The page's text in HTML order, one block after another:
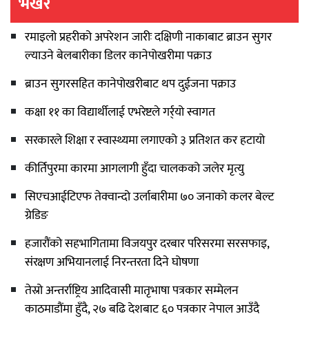
रमाइलो प्रहरीको अपरेशन जारीः दक्षिणी नाकाबाट ब्राउन सुगर
ल्याउने बेलबारीका डिलर कानेपोखरीमा पक्राउ
ब्राउन सुगरसहित कानेपोखरीबाट थप दुईजना पक्राउ
कक्षा ११ का विद्यार्थीलाई एभरेष्टले गर्र्यो स्वागत
सरकारले शिक्षा र स्वास्थ्यमा लगाएको ३ प्रतिशत कर हटायो
कीर्तिपुरमा कारमा आगलागी हुँदा चालकको जलेर मृत्यु
सिएचआईटिएफ तेक्वान्दो उर्लाबारीमा ७० जनाको कलर बेल्ट
ग्रेडिङ
हजारौंको सहभागितामा विजयपुर दरबार परिसरमा सरसफाइ,
संरक्षण अभियानलाई निरन्तरता दिने घोषणा
तेस्रो अन्तर्राष्ट्रिय आदिवासी मातृभाषा पत्रकार सम्मेलन
काठमाडौंमा हुँदै, २७ बढि देशबाट ६० पत्रकार नेपाल आउँदै